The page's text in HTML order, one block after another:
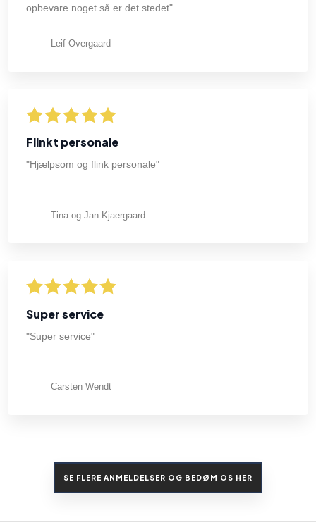
opbevare noget så er det stedet"
Leif Overgaard
Flinkt personale
"Hjælpsom og flink personale"
Tina og Jan Kjaergaard
Super service
"Super service"
Carsten Wendt
SE FLERE ANMELDELSER OG BEDØM OS HER​